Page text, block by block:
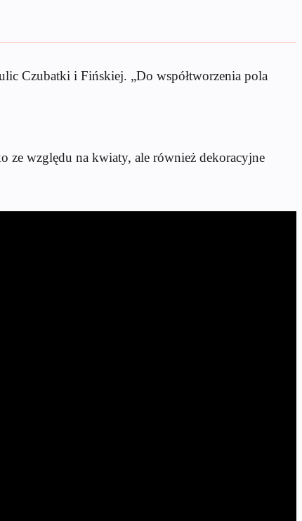
Czubatki i Fińskiej. „Do współtworzenia pola
ze względu na kwiaty, ale również dekoracyjne